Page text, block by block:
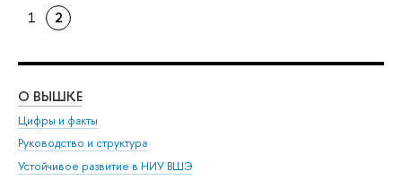
1 2
О ВЫШКЕ
Цифры и факты
Руководство и структура
Устойчивое развитие в НИУ ВШЭ